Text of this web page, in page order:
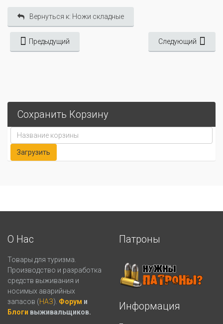
Вернуться к: Ножи складные
Предыдущий Следующий
Сохранить Корзину
О Нас
Товары для туризма.
Производство и разработка
средств выживания и
носимых аварийных
запасов (НАЗ). Форум и
Блоги выживальщиков.
Патроны
Информация